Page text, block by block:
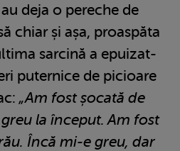
deja o pereche de
chiar și așa, proaspăta
sarcină a epuizat-
puternice de picioare
„Am fost șocată de
la început. Am fost
Încă mi-e greu, dar